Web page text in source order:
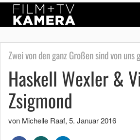
Zwei von den ganz Großen sind von uns
Haskell Wexler &
Zsigmond
von Michelle Raaf, 5. Januar 2016